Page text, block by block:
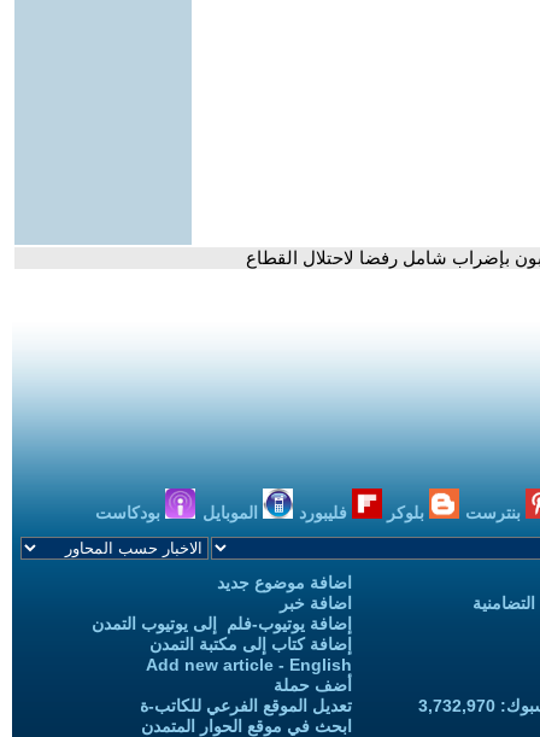
بإضراب شامل رفضا لاحتلال القطاع
بنترست بلوكر فليبورد الموبايل بودكاست
اضافة موضوع جديد
اضافة خبر
إضافة يوتيوب-فلم إلى يوتيوب التمدن
إضافة كتاب إلى مكتبة التمدن
Add new article - English
أضف حملة
تعديل الموقع الفرعي للكاتب-ة
ابحث في موقع الحوار المتمدن